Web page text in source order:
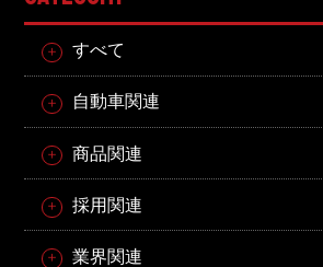
すべて
自動車関連
商品関連
採用関連
業界関連